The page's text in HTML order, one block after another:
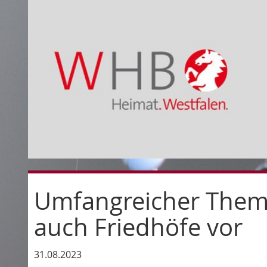
Umfangreicher
auch Friedhöfe vor
31.08.2023